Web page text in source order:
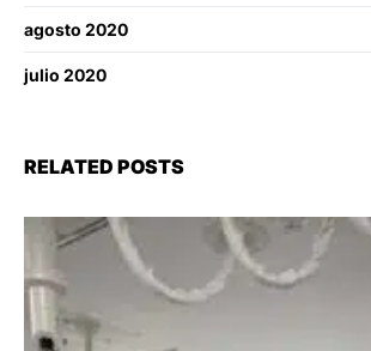
agosto 2020
julio 2020
RELATED POSTS